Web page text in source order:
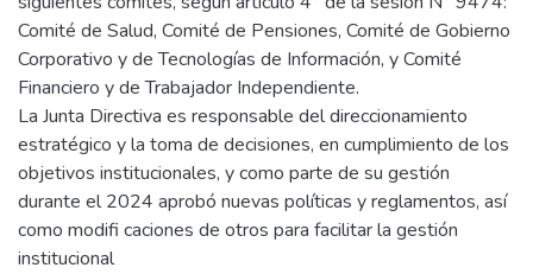
Comité de Salud, Comité de Pensiones, Comité de Gobierno
Corporativo y de Tecnologías de Información, y Comité
Financiero y de Trabajador Independiente.
La Junta Directiva es responsable del direccionamiento
estratégico y la toma de decisiones, en cumplimiento de los
objetivos institucionales, y como parte de su gestión
durante el 2024 aprobó nuevas políticas y reglamentos, así
como modifi caciones de otros para facilitar la gestión
institucional